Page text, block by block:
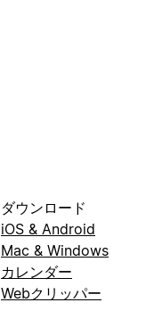
ダウンロード
iOS & Android
Mac & Windows
カレンダー
Webクリッパー